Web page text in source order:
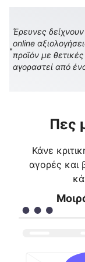
Έρευνες
online
προϊόν με
αγοραστεί από
Πες
Κάνε
αγορές και